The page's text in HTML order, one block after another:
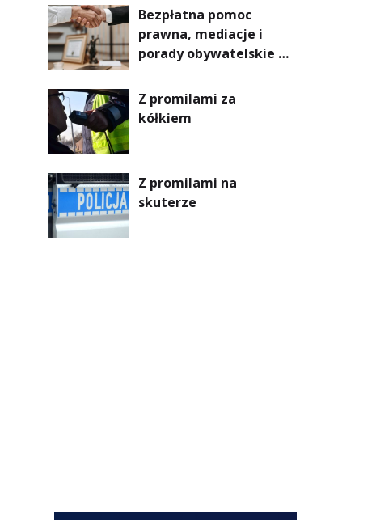
Bezpłatna pomoc
prawna, mediacje i
porady obywatelskie –
rok dla powiatu
sandomierskiego
Z promilami za
kółkiem
Z promilami na
skuterze